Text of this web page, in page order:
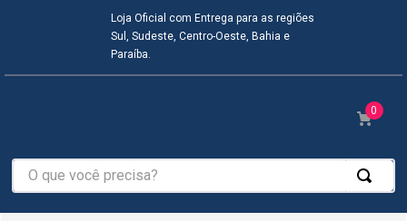
Loja Oficial com Entrega para as regiões
Sul, Sudeste, Centro-Oeste, Bahia e
Paraíba.
0
O que você precisa?